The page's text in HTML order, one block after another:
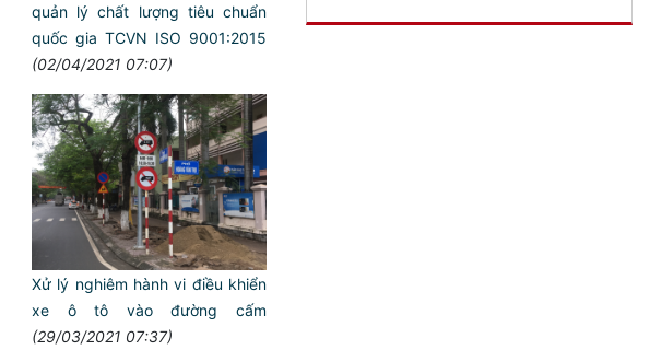
quản lý chất lượng tiêu chuẩn
quốc gia TCVN ISO 9001:2015
(02/04/2021 07:07)
Xử lý nghiêm hành vi điều khiển
xe ô tô vào đường cấm
(29/03/2021 07:37)